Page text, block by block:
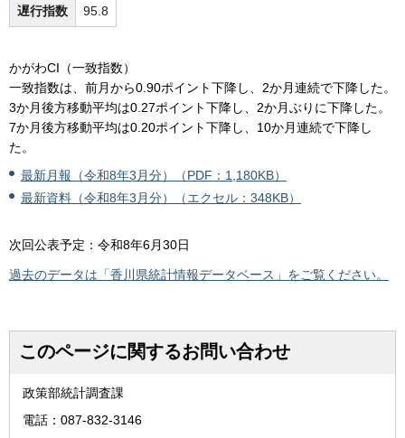
遅行指数 95.8
かがわCI（一致指数）
一致指数は、前月から0.90ポイント下降し、2か月連続で下降した。
3か月後方移動平均は0.27ポイント下降し、2か月ぶりに下降した。
7か月後方移動平均は0.20ポイント下降し、10か月連続で下降し
た。
最新月報（令和8年3月分）（PDF：1,180KB）
最新資料（令和8年3月分）（エクセル：348KB）
次回公表予定：令和8年6月30日
過去のデータは「香川県統計情報データベース」をご覧ください。
このページに関するお問い合わせ
政策部統計調査課
電話：087-832-3146